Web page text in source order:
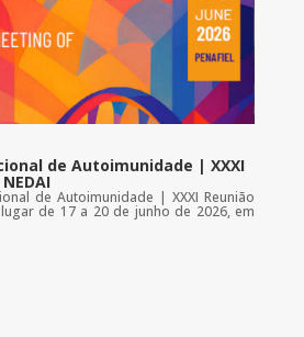
de Autoimunidade | XXXI
de Autoimunidade | XXXI Reunião
de 17 a 20 de junho de 2026, em